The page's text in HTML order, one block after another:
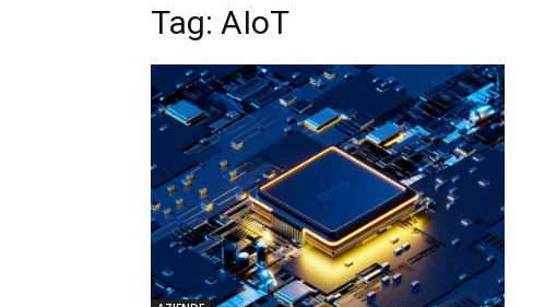
Tag: AIoT